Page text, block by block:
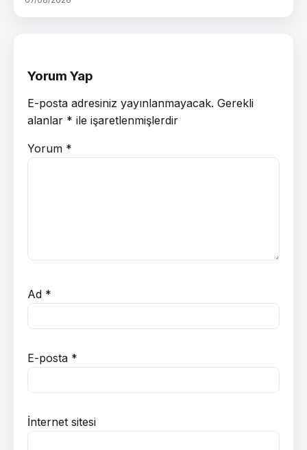
Yorum Yap
E-posta adresiniz yayınlanmayacak. Gerekli
alanlar * ile işaretlenmişlerdir
Yorum *
Ad *
E-posta *
İnternet sitesi